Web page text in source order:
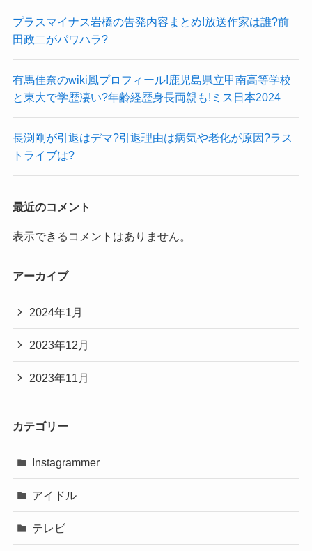
プラスマイナス岩橋の告発内容まとめ!放送作家は誰?前
田政二がパワハラ?
有馬佳奈のwiki風プロフィール!鹿児島県立甲南高等学校
と東大で学歴凄い?年齢経歴身長両親も!ミス日本2024
長渕剛が引退はデマ?引退理由は病気や老化が原因?ラス
トライブは?
最近のコメント
表示できるコメントはありません。
アーカイブ
2024年1月
2023年12月
2023年11月
カテゴリー
Instagrammer
アイドル
テレビ